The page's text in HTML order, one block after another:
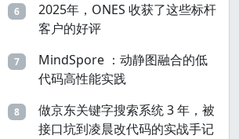
6
2025年，ONES 收获了这些标杆
客户的好评
7
MindSpore ：动静图融合的低
代码高性能实践
8
做京东关键字搜索系统 3 年，被
接口坑到凌晨改代码的实战手记